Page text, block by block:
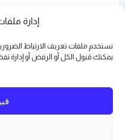
إدارة
نستخدم ملفات تعريف الارتباط
يمكنك قبول الكل أو الرفض أوإدارة